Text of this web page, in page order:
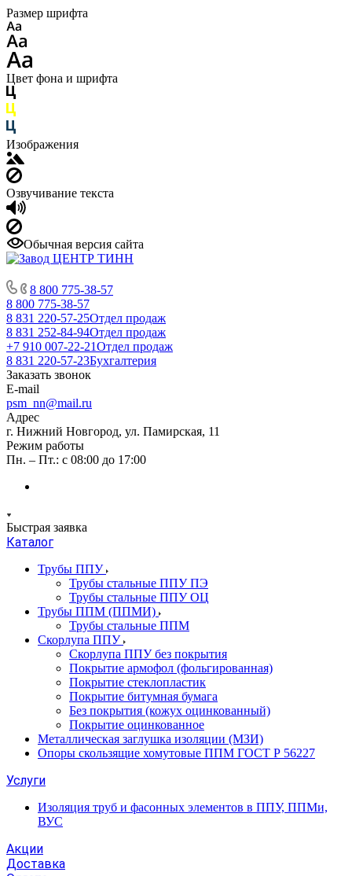
Размер шрифта
Цвет фона и шрифта
Изображения
Озвучивание текста
Обычная версия сайта
8 800 775-38-57
8 800 775-38-57
8 831 220-57-25Отдел продаж
8 831 252-84-94Отдел продаж
+7 910 007-22-21Отдел продаж
8 831 220-57-23Бухгалтерия
Заказать звонок
E-mail
psm_nn@mail.ru
Адрес
г. Нижний Новгород, ул. Памирская, 11
Режим работы
Пн. – Пт.: с 08:00 до 17:00
Быстрая заявка
Каталог
Трубы ППУ
Трубы стальные ППУ ПЭ
Трубы стальные ППУ ОЦ
Трубы ППМ (ППМИ)
Трубы стальные ППМ
Скорлупа ППУ
Скорлупа ППУ без покрытия
Покрытие армофол (фольгированная)
Покрытие стеклопластик
Покрытие битумная бумага
Без покрытия (кожух оцинкованный)
Покрытие оцинкованное
Металлическая заглушка изоляции (МЗИ)
Опоры скользящие хомутовые ППМ ГОСТ Р 56227
Услуги
Изоляция труб и фасонных элементов в ППУ, ППМи,
ВУС
Акции
Доставка